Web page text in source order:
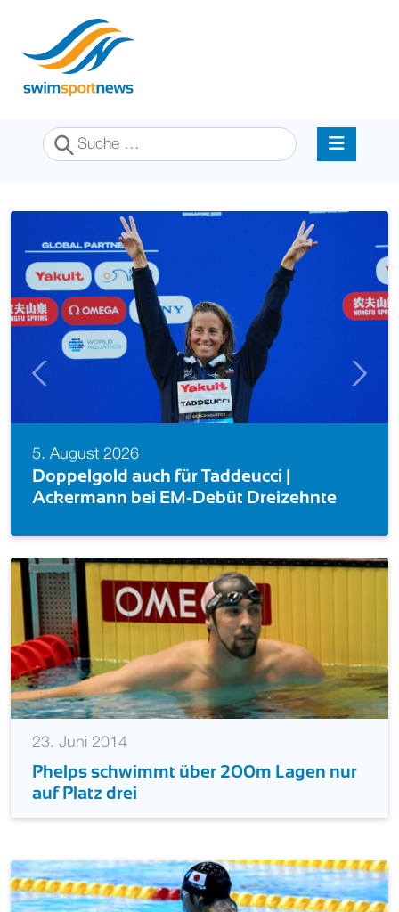
Suchen
2026
auch für Taddeucci |
bei EM-Debüt Dreizehnte
überragt
Previous Next
23. Juni 2014
Phelps schwimmt über 200m Lagen nur
auf Platz drei